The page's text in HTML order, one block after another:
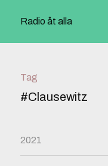
Radio åt alla
Tag
#Clausewitz
2021